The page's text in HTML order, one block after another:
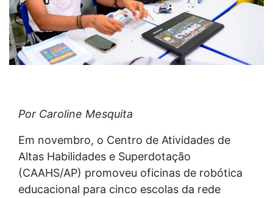
Por Caroline Mesquita
Em novembro, o Centro de Atividades de
Altas Habilidades e Superdotação
(CAAHS/AP) promoveu oficinas de robótica
educacional para cinco escolas da rede